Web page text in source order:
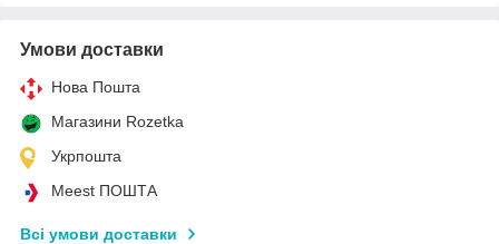
Умови доставки
Нова Пошта
Магазини Rozetka
Укрпошта
Meest ПОШТА
Всі умови доставки